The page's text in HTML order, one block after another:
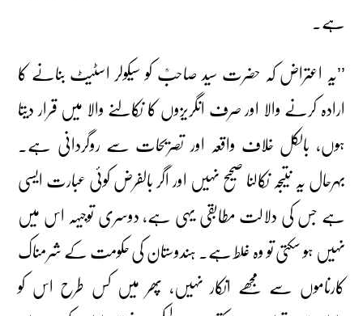
ہے۔
’’یہ اعتراض کہ حضرت سید صاحبؒ کو سیکولر اسٹیٹ بنانے کا
ارادہ کرنے والا اور صرف انگریزوں کا نکالنے والا میں قرار دیتا
ہوں، بالکل خلاف واقعہ اور تصریحات سے روگردانی ہے۔
بہرحال یہ نتیجہ نکالنا صحیح نہیں اور اگر بالفرض کوئی عبارت ایسی
ہے جس کی دلالت مطابقی یہی ہے، دوسری توجیہہ اس میں
نہیں ہو سکتی تو وہ غلط ہے۔ ہندوستان کی حکومت کے شرمناک
کارناموں سے مجھے انکار نہیں، پھر میں کس طرح اس کو